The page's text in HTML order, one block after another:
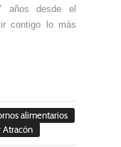
años desde el
contigo lo más
alimentarios
Atracón